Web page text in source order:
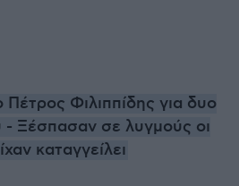
Φιλιππίδης για δυο
- Ξέσπασαν σε λυγμούς οι
καταγγείλει